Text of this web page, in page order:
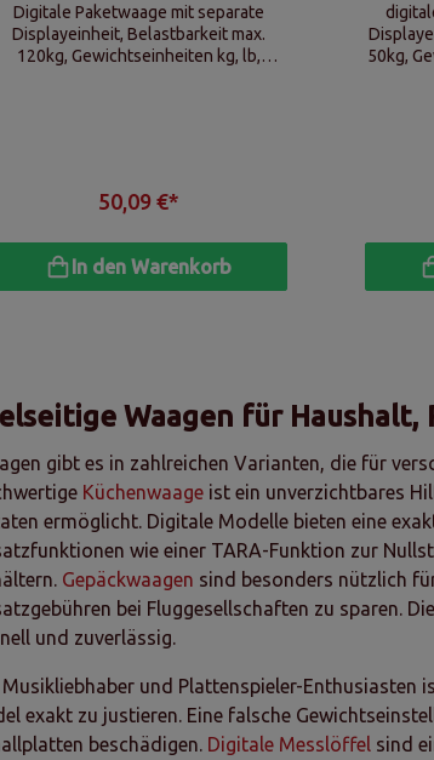
Digitale Paketwaage mit separate
Displayeinheit, Belastbarkeit max.
120kg, Gewichtseinheiten kg, lb,
50,09 €*
In den Warenkorb
50kg,
Waagen für Haushalt,
gibt es in zahlreichen Varianten, die für
Küchenwaage ist ein unverzichtbares
ermöglicht. Digitale Modelle bieten eine
wie einer TARA-Funktion zur
Gepäckwaagen sind besonders nützlich
bei Fluggesellschaften zu sparen.
und zuverlässig.
Musikliebhaber und Plattenspieler-Enthusiasten
exakt zu justieren. Eine falsche
beschädigen. Digitale Messlöffel sind